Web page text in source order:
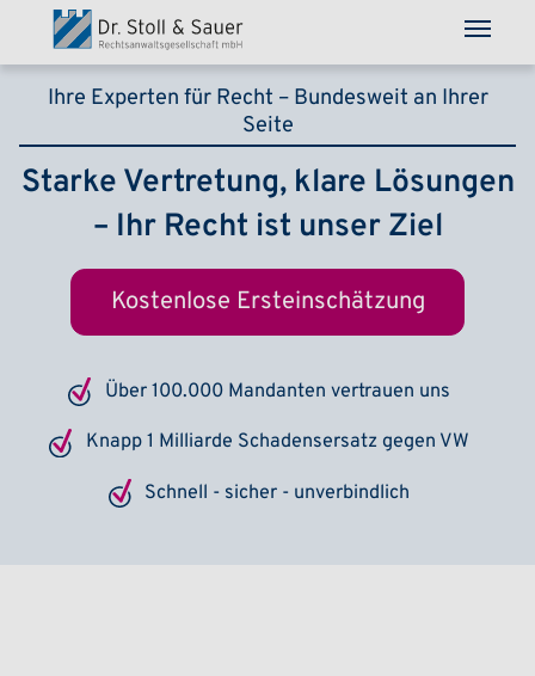
Direkt zum Inhalt
Ihre Experten für Recht – Bundesweit an Ihrer
Seite
Starke Vertretung, klare Lösungen
– Ihr Recht ist unser Ziel
Kostenlose Ersteinschätzung
Über 100.000 Mandanten vertrauen uns
Knapp 1 Milliarde Schadensersatz gegen VW
Schnell - sicher - unverbindlich